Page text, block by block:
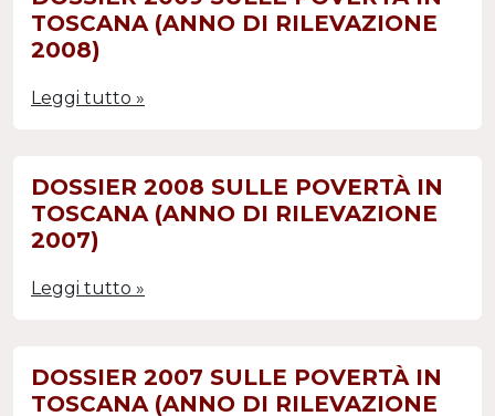
TOSCANA (ANNO DI RILEVAZIONE
2008)
Leggi tutto »
DOSSIER 2008 SULLE POVERTÀ IN
TOSCANA (ANNO DI RILEVAZIONE
2007)
Leggi tutto »
DOSSIER 2007 SULLE POVERTÀ IN
TOSCANA (ANNO DI RILEVAZIONE